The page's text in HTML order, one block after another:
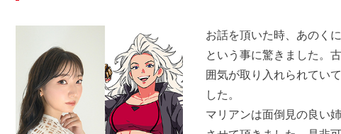
お話を頂いた時、あのく
という事に驚きました。
囲気が取り入れられてい
した。
マリアンは面倒見の良い